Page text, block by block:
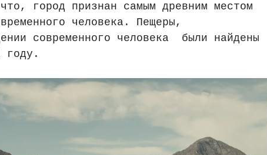
город признан самым древним местом
человека. Пещеры,
современного человека  были найдены
году.